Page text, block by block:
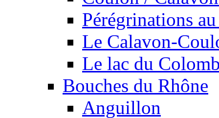
Pérégrinations
Le Calavon-
Le lac du
Bouches du Rhône
Anguillon